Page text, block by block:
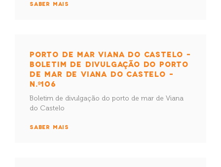
SABER MAIS
PORTO DE MAR VIANA DO CASTELO –
BOLETIM DE DIVULGAÇÃO DO PORTO
DE MAR DE VIANA DO CASTELO –
N.º106
Boletim de divulgação do porto de mar de Viana
do Castelo
SABER MAIS